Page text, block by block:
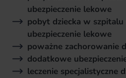
ubezpieczenie lekowe
pobyt dziecka w
ubezpieczenie lekowe
poważne zachorowanie
dodatkowe
leczenie specjalistyczne